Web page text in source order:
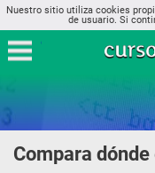
Nuestro sitio utiliza cookies
de usuario. Si
Compara